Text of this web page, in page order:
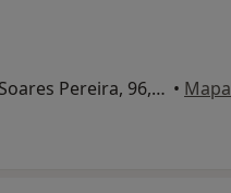
Rua António Gomes Soares Pereira, 96, Maia • Mapa